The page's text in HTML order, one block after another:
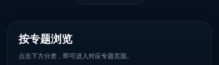
按专题浏览
点击下方分类，即可进入对应专题页面。